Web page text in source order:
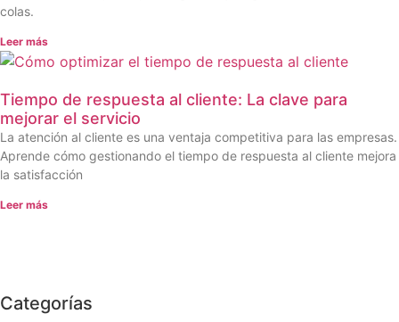
colas.
Leer más
Tiempo de respuesta al cliente: La clave para
mejorar el servicio
La atención al cliente es una ventaja competitiva para las empresas.
Aprende cómo gestionando el tiempo de respuesta al cliente mejora
la satisfacción
Leer más
Categorías